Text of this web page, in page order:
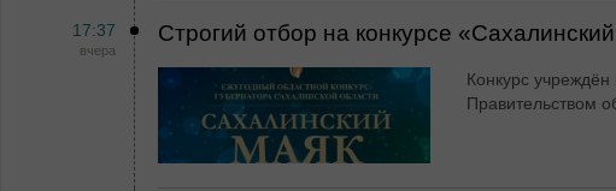
17:37
вчера
Строгий отбор на конкурсе
Конкурс
Правительством